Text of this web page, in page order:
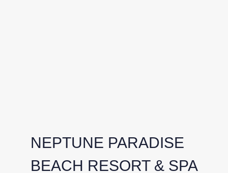
NEPTUNE PARADISE
BEACH RESORT & SPA